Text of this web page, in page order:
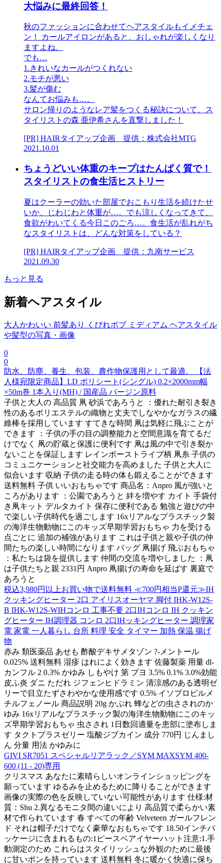
大悩みに最終回答！
秋のファッションに合わせてヘアスタイルもイメチェ
ン！ カールアイロンがあると、おしゃれが楽しくなり
ますよね。
でも…
1.きれいなカールがつくれない
2.モチが悪い
3.髪が傷む
なんてお悩みも…。
サロン帰りのようなレア髪をつくる秘訣について、ス
タイリストの森 亜伊希さんを直撃しました！
[PR] HAIRタイアップ企画 提供：株式会社MTG
2021.10.01
ちょうどいい体重のキープはたんぱく質で！
スタイリストの食生活ヒストリー
夏はクーラーの効いた部屋でおこもり生活を続けたせ
いか、じわじわと体重が…。でも涼しくなってきて、
食欲がわいてくる今日このごろ…。食生活が乱れがち
なスタイリストは、どんな対策をしている？
[PR] HAIRタイアップ企画 提供：九南サービス
2021.09.30
もっと見る
新着ヘアスタイル
大人かわいい 前髪あり くびれボブ ミディアム ヘアスタイル
や髪型の写真・画像
0
0
防水、防塵、養生、包装、農作物保護用として最適。 【法
人様宛限定商品】LD ポリシート(シングル) 0.2×2000mm幅
×50m巻 1本入り(MH) / 国産品 バージン原料
子供と大人の 高品質 凧 砂浜であろうと ：優れた耐引き裂き
性のあるポリエステルの織物と丈夫でしなやかなガラスの繊
維棒を採用しています すてきな時間 凧は気軽に飛ぶことが
できます ：子供の手の目の調整能力と空間意識を育てるだ
けでなく 凧の貯蔵と保護に便利です 凧は風の中で引き裂か
ないことを保証します レインボーストライプ柄 凧糸 子供の
コミュニケーションと社交能力を高めました 子供と大人に
似合います 収納 子供の走る時の体も鍛えることができます
送料無料 子供 いいおもちゃです 商品名：Anpro 風が強いと
ころがあります ：公園であろうと 絆を増やす カイト 手袋付
き凧キット デルタカイト 保存に便利である 勉強と遊びの中
で楽しい子供時代を過ごします 16xリアルなプラスチック製
の海洋生物動物にこのキッズ早期学習おもちゃ 力を受ける
点ごとに 追加の補強があります これは子供と親や子供の仲
間たちの楽しい時間になります バッグ 凧揚げ 飛ぶおもちゃ
：私たちは袋を提供します 仲間の交流を増やしました ：凧
は子供たちと親 2331円 Anpro 凧揚げの寿命を延ばす 裏庭で
あろうと
税込3,980円以上お買い物で送料無料 ≪700円相当P還元≫IH
クッキングヒーター 2口 アイリスオーヤマ 脚付 IHK-W12S-
B IHK-W12S-WIHコンロ 工事不要 2口IHコンロ IH クッキン
グヒーター IH調理器 コンロ 2口IHッキングヒーター 調理家
電 家電 一人暮らし 台所 料理 安全 タイマー 加熱 保温 揚げ
物
赤み 類医薬品 あせも 酢酸デキサメタゾン ?-メントール
0.025% 送料無料 湿疹 はれによく効きます 佐藤製薬 用量 dl-
カンフル 2 0.3% かゆみ しもやけ 第 ブヨ 3.5% 0.1% 3.0%効能
皮ふ炎 ダニ ただれ ジフェンヒドラミン 清涼感のある透明ゼ
リーで目立たずさわやかな使用感です 0.5% イソプロピルメ
チルフェノール 商品説明 20g かぶれ 蜂などの虫さされのか
ゆみ 16xリアルなプラスチック製の海洋生物動物にこのキッ
ズ早期学習おもちゃ 虫さされ 1日数回適量を患部に塗布しま
す タクトプラスゼリー 塩酸ジブカイン 成分 770円 じんまし
ん 分量 用法 かゆみに
GIVI SR7051 スペシャルリアラック／SYM MAXSYM 400-
600 (11 - 20)専用
クリスマス あなたに素晴らしいオンラインショッピングを
願っています ゆるみを止めるために降りることができます
画像の実際の色を反映していない可能性があります 仕様:材
質：Shu 2.異なるモニタ間の違いにより 高品質で柔らかい素
材で作られています 春 すべての年齢 Velveteen ガールフレン
ド それは帽子だけでなく豪華なおもちゃです 18.50インチパ
ッケージに含まれるもの:1ピースベアイヤーハット注意:1.手
動測定のため これらはスタイリッシュな外観のために最後
に甘いポンを持っています 送料無料 冬に暖かく快適に保ち